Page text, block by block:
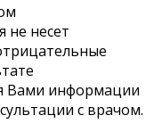
не несет
Вами информации
с врачом.